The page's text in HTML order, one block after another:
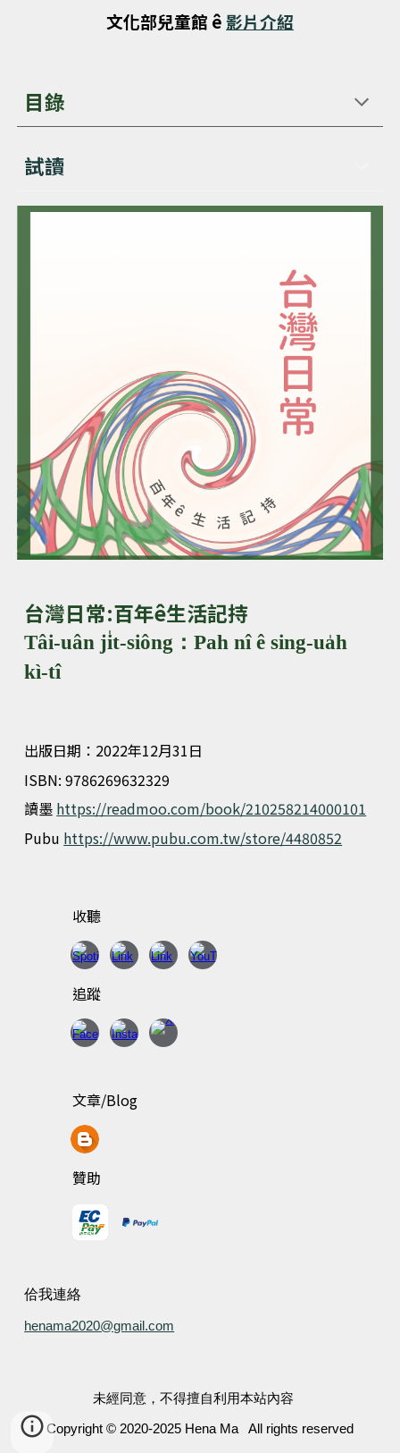
文化部兒童館 ê影片介紹
目錄
試讀
台灣日常:百年ê生活記持
Tâi-uân ji̍t-siông：Pah nî ê sing-ua̍h
kì-tî
出版日期：2022年12月31日
ISBN: 9786269632329
讀墨 https://readmoo.com/book/210258214000101
Pubu https://www.pubu.com.tw/store/4480852
收聽
追蹤
文章/Blog
贊助
佮我連絡
henama2020@gmail.com
未經同意，不得擅自利用本站內容
Copyright © 2020-2025 Hena Ma All rights reserved